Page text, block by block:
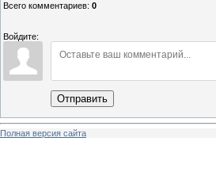
Всего комментариев: 0
Войдите:
Отправить
Полная версия сайта